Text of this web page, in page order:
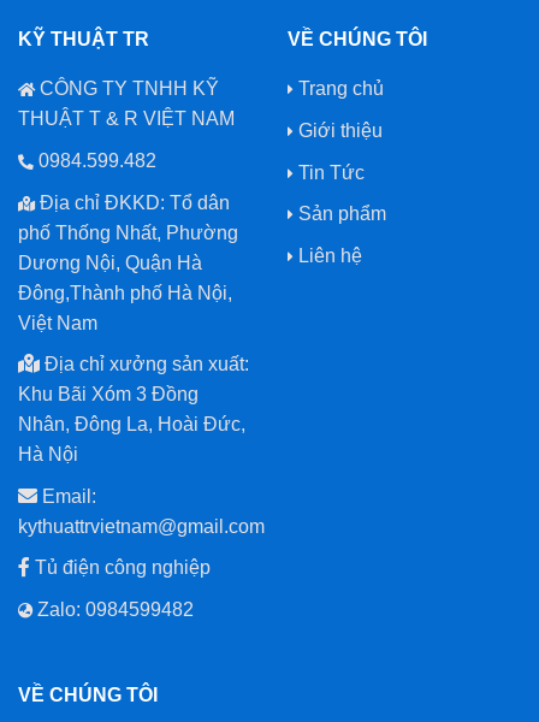
KỸ THUẬT TR
CÔNG TY TNHH KỸ
THUẬT T & R VIỆT NAM
0984.599.482
Địa chỉ ĐKKD: Tổ dân
phố Thống Nhất, Phường
Dương Nội, Quận Hà
Đông,Thành phố Hà Nội,
Việt Nam
Địa chỉ xưởng sản xuất:
Khu Bãi Xóm 3 Đồng
Nhân, Đông La, Hoài Đức,
Hà Nội
Email:
kythuattrvietnam@gmail.com
Tủ điện công nghiệp
Zalo: 0984599482
VỀ CHÚNG TÔI
Trang chủ
Giới thiệu
Tin Tức
Sản phẩm
Liên hệ
VỀ CHÚNG TÔI